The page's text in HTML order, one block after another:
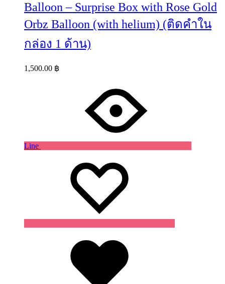
Balloon – Surprise Box with Rose Gold
Orbz Balloon (with helium) (ติดคำใน
กล่อง 1 ด้าน)
1,500.00 ฿
Line